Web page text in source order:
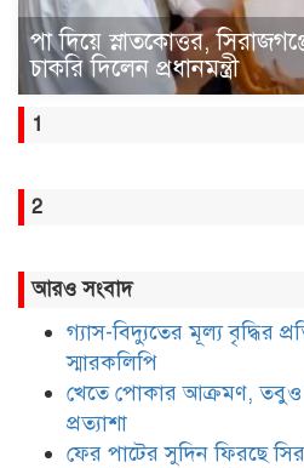
পা দিয়ে স্নাতকোত্তর,
চাকরি দিলেন প্রধানমন্ত্রী
1
2
আরও সংবাদ
গ্যাস-বিদ্যুতের মূল্য বৃদ্ধির
স্মারকলিপি
খেতে পোকার আক্রমণ, তবুও
প্রত্যাশা
ফের পাটের সুদিন ফিরছে